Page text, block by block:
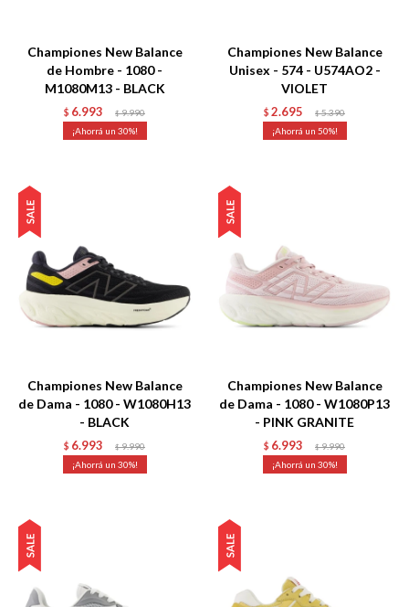
Championes New Balance
de Hombre - 1080 -
M1080M13 - BLACK
$ 6.993 $ 9.990
30
Championes New Balance
Unisex - 574 - U574AO2 -
VIOLET
$ 2.695 $ 5.390
50
Championes New Balance
de Dama - 1080 - W1080H13
- BLACK
$ 6.993 $ 9.990
30
Championes New Balance
de Dama - 1080 - W1080P13
- PINK GRANITE
$ 6.993 $ 9.990
30